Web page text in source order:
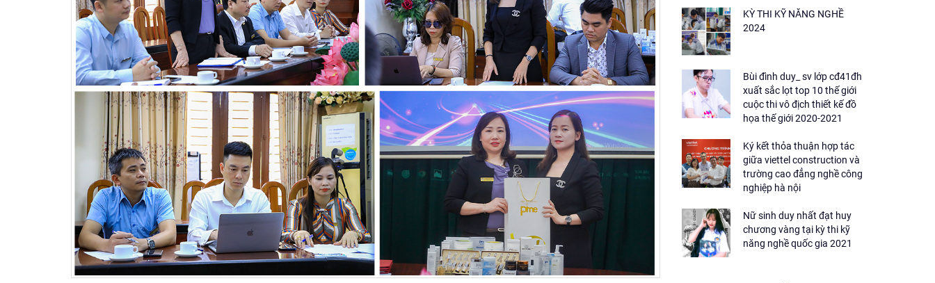
KỲ THI KỸ NĂNG NGHỀ
2024
Bùi đình duy_ sv lớp cđ41đh
xuất sắc lọt top 10 thế giới
cuộc thi vô địch thiết kế đồ
họa thế giới 2020-2021
Ký kết thỏa thuận hợp tác
giữa viettel construction và
trường cao đẳng nghề công
nghiệp hà nội
Nữ sinh duy nhất đạt huy
chương vàng tại kỳ thi kỹ
năng nghề quốc gia 2021